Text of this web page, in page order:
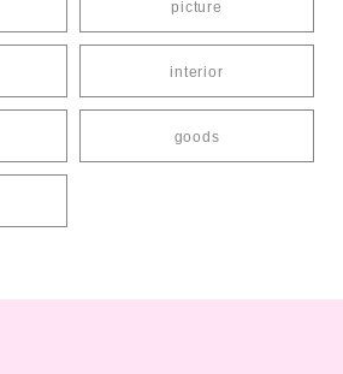
picture
interior
goods